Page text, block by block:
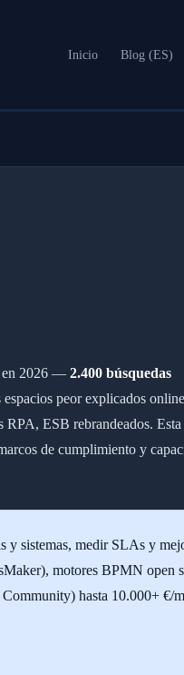
Inicio Blog (ES)
en 2026 — 2.400 búsquedas
peor explicados
ESB rebrandeados. Esta
de cumplimiento y
sistemas, medir SLAs y
motores BPMN open
hasta 10.000+ €/